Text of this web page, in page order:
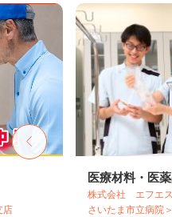
店
医療材料・医
株式会社 エフエ
さいたま市立病院＞